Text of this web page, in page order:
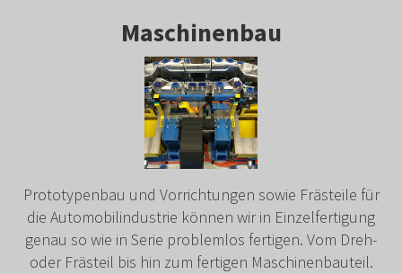
Maschinenbau
Prototypenbau und Vorrichtungen sowie Frästeile für
die Automobilindustrie können wir in Einzelfertigung
genau so wie in Serie problemlos fertigen. Vom Dreh-
oder Frästeil bis hin zum fertigen Maschinenbauteil.